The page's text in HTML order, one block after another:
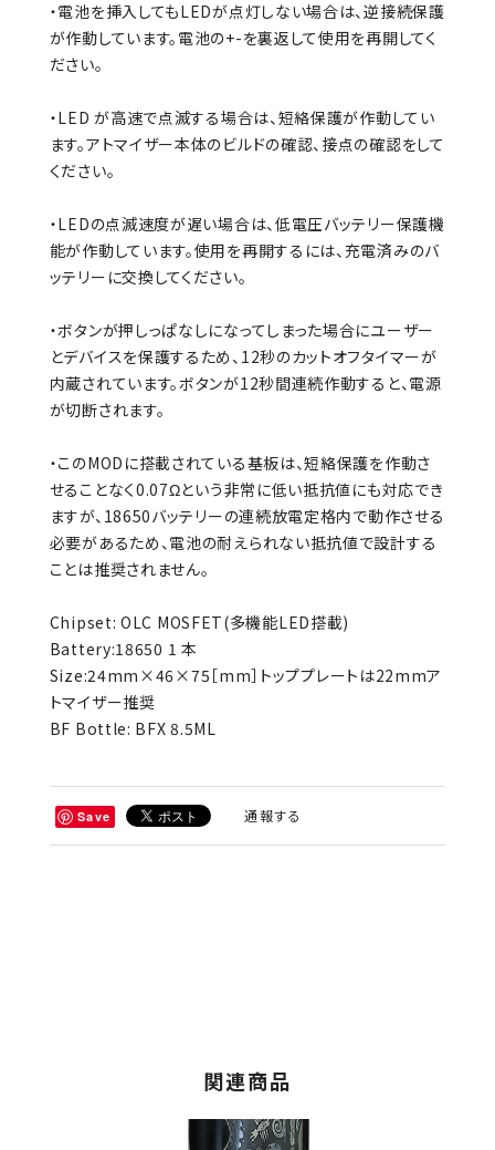
・電池を挿入してもLEDが点灯しない場合は、逆接続保護
が作動しています。電池の+-を裏返して使用を再開してく
ださい。
・LED が高速で点滅する場合は、短絡保護が作動してい
ます。アトマイザー本体のビルドの確認、接点の確認をして
ください。
・LEDの点滅速度が遅い場合は、低電圧バッテリー保護機
能が作動しています。使用を再開するには、充電済みのバ
ッテリーに交換してください。
・ボタンが押しっぱなしになってしまった場合にユーザー
とデバイスを保護するため、12秒のカットオフタイマーが
内蔵されています。ボタンが12秒間連続作動すると、電源
が切断されます。
・このMODに搭載されている基板は、短絡保護を作動さ
せることなく0.07Ωという非常に低い抵抗値にも対応でき
ますが、18650バッテリーの連続放電定格内で動作させる
必要があるため、電池の耐えられない抵抗値で設計する
ことは推奨されません。
Chipset: OLC MOSFET(多機能LED搭載)
Battery:18650 1 本
Size:24mm×46×75［mm］トッププレートは22mmア
トマイザー推奨
BF Bottle: BFX 8.5ML
Save 通報する
関連商品